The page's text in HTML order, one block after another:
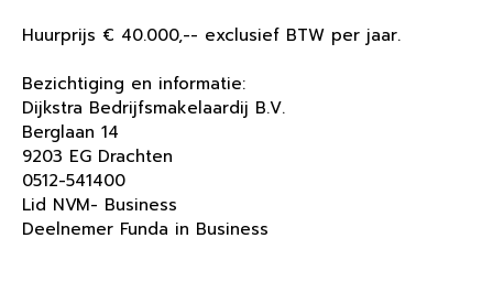
Huurprijs € 40.000,-- exclusief BTW per jaar.
Bezichtiging en informatie:
Dijkstra Bedrijfsmakelaardij B.V.
Berglaan 14
9203 EG Drachten
0512-541400
Lid NVM- Business
Deelnemer Funda in Business